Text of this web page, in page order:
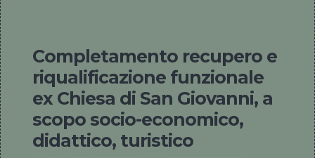
Completamento recupero e
riqualificazione funzionale
ex Chiesa di San Giovanni, a
scopo socio-economico,
didattico, turistico